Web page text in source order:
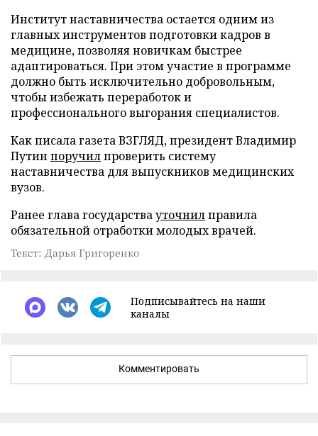
Институт наставничества остается одним из
главных инструментов подготовки кадров в
медицине, позволяя новичкам быстрее
адаптироваться. При этом участие в программе
должно быть исключительно добровольным,
чтобы избежать переработок и
профессионального выгорания специалистов.
Как писала газета ВЗГЛЯД, президент Владимир
Путин поручилпроверить систему
наставничества для выпускников медицинских
вузов.
Ранее глава государствауточнилправила
обязательной отработки молодых врачей.
Текст: Дарья Григоренко
Подписывайтесь на наши
каналы
Комментировать